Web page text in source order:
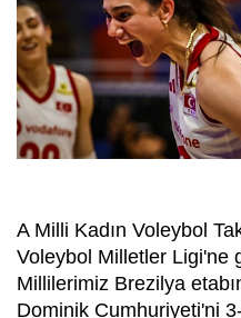
A Milli Kadın Voleybol
Voleybol Milletler Ligi'ne
Millilerimiz Brezilya
Dominik Cumhuriyeti'ni